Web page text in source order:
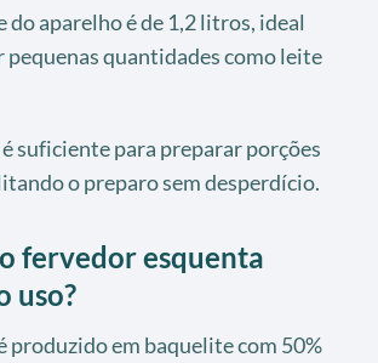
do aparelho é de 1,2 litros, ideal
pequenas quantidades como leite
suficiente para preparar porções
o preparo sem desperdício.
fervedor esquenta
uso?
produzido em baquelite com 50%